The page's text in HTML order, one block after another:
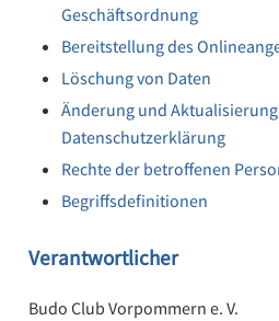
Geschäftsordnung
Bereitstellung des
Löschung von Daten
Änderung und
Datenschutzerklärung
Rechte der betroffenen
Begriffsdefinitionen
Verantwortlicher
Budo Club Vorpommern e. V.